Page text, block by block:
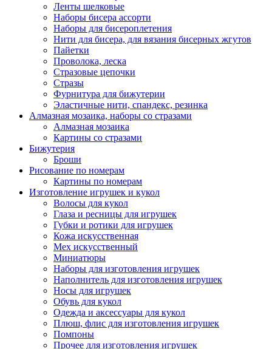
Ленты шелковые
Наборы бисера ассорти
Наборы для бисероплетения
Нити для бисера, для вязания бисерных жгутов
Пайетки
Проволока, леска
Стразовые цепочки
Стразы
Фурнитура для бижутерии
Эластичные нити, спандекс, резинка
Алмазная мозаика, наборы со стразами
Алмазная мозаика
Картины co стразами
Бижутерия
Броши
Рисование по номерам
Картины по номерам
Изготовление игрушек и кукол
Волосы для кукол
Глаза и ресницы для игрушек
Губки и ротики для игрушек
Кожа искусственная
Мех искусственный
Миниатюры
Наборы для изготовления игрушек
Наполнитель для изготовления игрушек
Носы для игрушек
Обувь для кукол
Одежда и аксессуары для кукол
Плюш, флис для изготовления игрушек
Помпоны
Прочее для изготовления игрушек